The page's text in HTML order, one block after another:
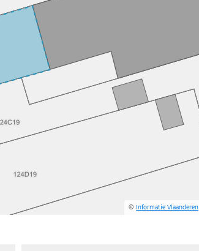
©Informatie Vlaanderen